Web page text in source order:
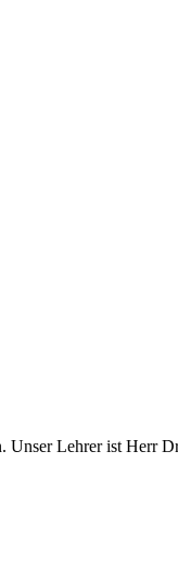
Lehrer ist Herr